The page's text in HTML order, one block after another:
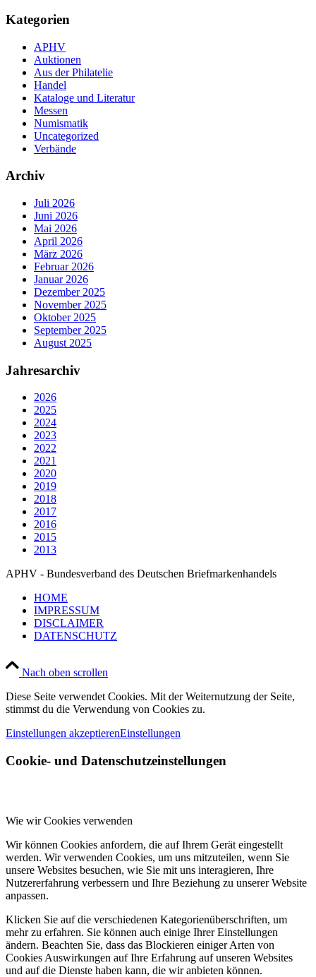
Kategorien
APHV
Auktionen
Aus der Philatelie
Handel
Kataloge und Literatur
Messen
Numismatik
Uncategorized
Verbände
Archiv
Juli 2026
Juni 2026
Mai 2026
April 2026
März 2026
Februar 2026
Januar 2026
Dezember 2025
November 2025
Oktober 2025
September 2025
August 2025
Jahresarchiv
2026
2025
2024
2023
2022
2021
2020
2019
2018
2017
2016
2015
2013
APHV - Bundesverband des Deutschen Briefmarkenhandels
HOME
IMPRESSUM
DISCLAIMER
DATENSCHUTZ
Nach oben scrollen
Diese Seite verwendet Cookies. Mit der Weiternutzung der Seite,
stimmst du die Verwendung von Cookies zu.
Einstellungen akzeptierenEinstellungen
Cookie- und Datenschutzeinstellungen
Wie wir Cookies verwenden
Wir können Cookies anfordern, die auf Ihrem Gerät eingestellt
werden. Wir verwenden Cookies, um uns mitzuteilen, wenn Sie
unsere Websites besuchen, wie Sie mit uns interagieren, Ihre
Nutzererfahrung verbessern und Ihre Beziehung zu unserer Website
anpassen.
Klicken Sie auf die verschiedenen Kategorienüberschriften, um
mehr zu erfahren. Sie können auch einige Ihrer Einstellungen
ändern. Beachten Sie, dass das Blockieren einiger Arten von
Cookies Auswirkungen auf Ihre Erfahrung auf unseren Websites
und auf die Dienste haben kann, die wir anbieten können.